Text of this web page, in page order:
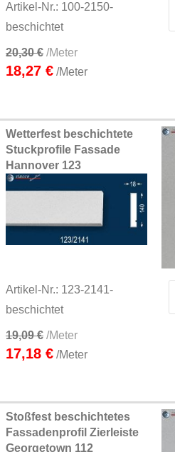
Artikel-Nr.: 100-2150-
beschichtet
20,30 € /Meter
18,27 € /Meter
Wetterfest beschichtete
Stuckprofile Fassade
Hannover 123
Artikel-Nr.: 123-2141-
beschichtet
19,09 € /Meter
17,18 € /Meter
Stoßfest beschichtetes
Fassadenprofil Zierleiste
Georgetown 112